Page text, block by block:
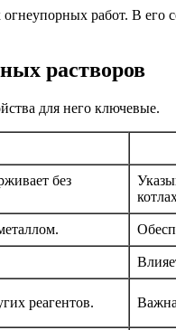
работ. В
растворов
для него ключевые.
без
реагентов.